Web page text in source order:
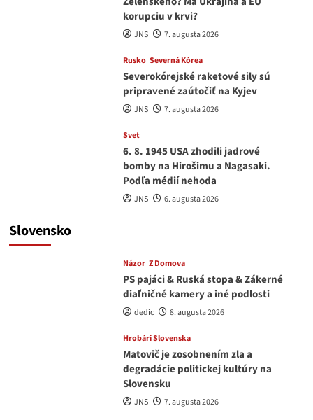
korupciu v krvi?
JNS 7. augusta 2026
Rusko Severná Kórea
Severokórejské raketové sily sú
pripravené zaútočiť na Kyjev
JNS 7. augusta 2026
Svet
6. 8. 1945 USA zhodili jadrové
bomby na Hirošimu a Nagasaki.
Podľa médií nehoda
JNS 6. augusta 2026
Slovensko
Názor Z Domova
PS pajáci & Ruská stopa & Zákerné
diaľničné kamery a iné podlosti
dedic 8. augusta 2026
Hrobári Slovenska
Matovič je zosobnením zla a
degradácie politickej kultúry na
Slovensku
JNS 7. augusta 2026